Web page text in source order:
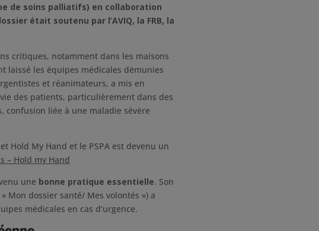
de soins palliatifs) en collaboration
était soutenu par l’AVIQ, la FRB, la
critiques, notamment dans les maisons
laissé les équipes médicales démunies
et réanimateurs, a mis en
des patients, particulièrement dans des
confusion liée à une maladie sévère
Hold My Hand et le PSPA est devenu un
– Hold my Hand
une bonne pratique essentielle. Son
Mon dossier santé/ Mes volontés ») a
médicales en cas d’urgence.